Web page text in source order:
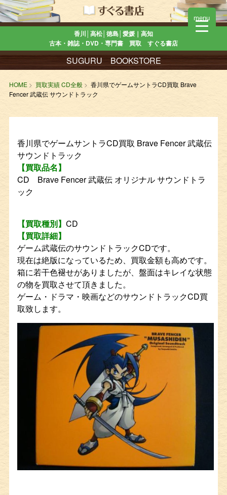
香川│高松│徳島│愛媛｜高知
古本・雑誌・DVD・専門書 買取 すぐる書店
SUGURU BOOKSTORE
HOME 買取実績 CD全般
香川県でゲームサントラCD買取 Brave
Fencer 武蔵伝 サウンドトラック
香川県でゲームサントラCD買取 Brave Fencer 武蔵伝
サウンドトラック
【買取品名】
CD Brave Fencer 武蔵伝 オリジナル サウンドトラ
ック
【買取種別】 CD
【買取詳細】
ゲーム武蔵伝のサウンドトラックCDです。
現在は絶版になっているため、買取金額も高めです。
箱に若干色褪せがありましたが、盤面はキレイな状態
の物を買取させて頂きました。
ゲーム・ドラマ・映画などのサウンドトラックCD買
取致します。
menu